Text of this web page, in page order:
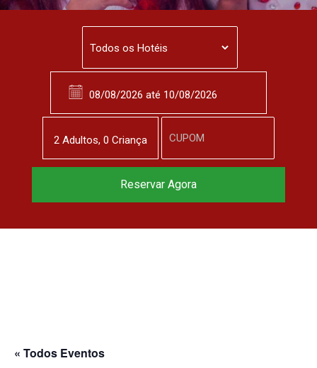
« Todos Eventos
2 Adultos, 0 Criança
Reservar Agora